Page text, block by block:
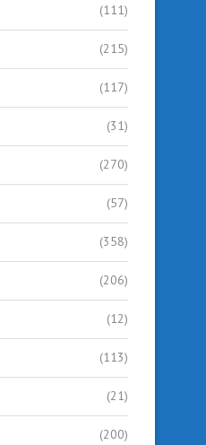
(111)
(215)
(117)
(31)
(270)
(57)
(358)
(206)
(12)
(113)
(21)
(200)